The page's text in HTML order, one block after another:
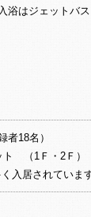
浴はジェットバ
18名）
（1Ｆ・2Ｆ）
入居されていま